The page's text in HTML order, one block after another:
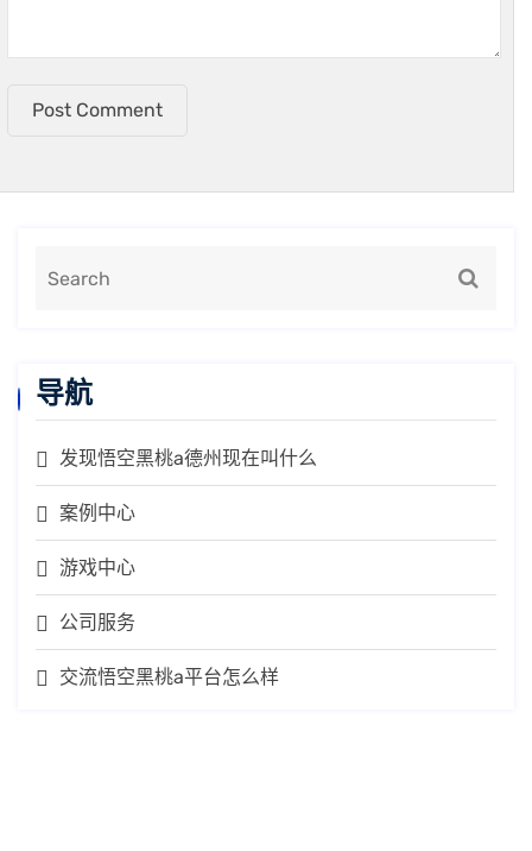
Post Comment
导航
发现悟空黑桃a德州现在叫什么
案例中心
游戏中心
公司服务
交流悟空黑桃a平台怎么样